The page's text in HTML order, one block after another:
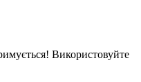
Використовуйте